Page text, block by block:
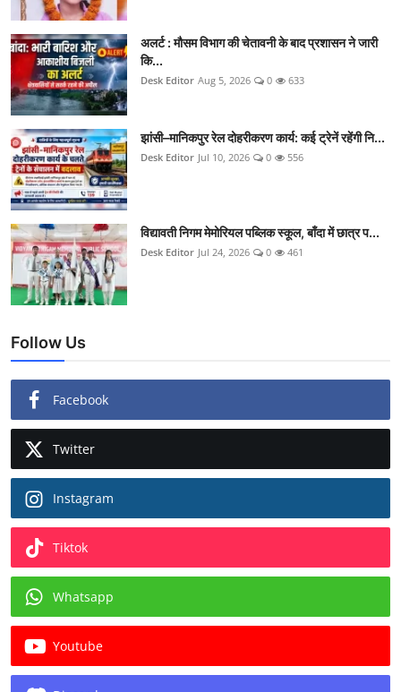
अलर्ट : मौसम विभाग की चेतावनी के बाद प्रशासन ने जारी
कि...
Desk Editor Aug 5, 2026 0 633
झांसी–मानिकपुर रेल दोहरीकरण कार्य: कई ट्रेनें रहेंगी नि...
Desk Editor Jul 10, 2026 0 556
विद्यावती निगम मेमोरियल पब्लिक स्कूल, बाँदा में छात्र प...
Desk Editor Jul 24, 2026 0 461
Follow Us
Facebook
Twitter
Instagram
Tiktok
Whatsapp
Youtube